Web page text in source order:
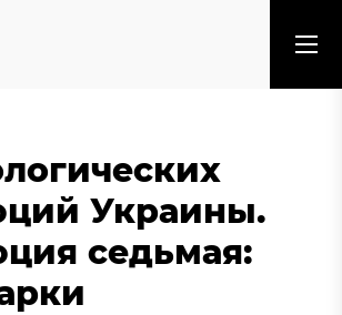
Украины.
седьмая: